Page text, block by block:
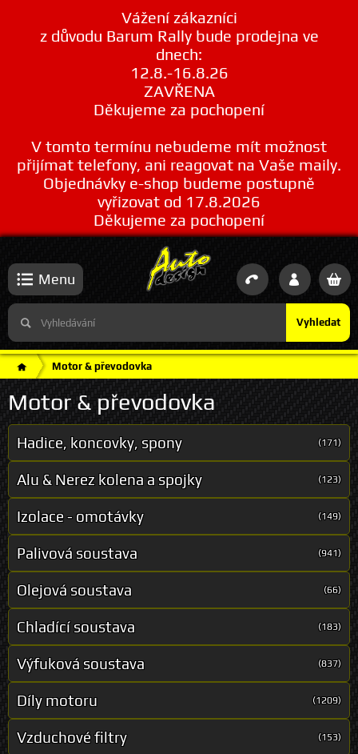
Vážení zákazníci
z důvodu Barum Rally bude prodejna ve
dnech:
12.8.-16.8.26
ZAVŘENA
Děkujeme za pochopení
V tomto termínu nebudeme mít možnost
přijímat telefony, ani reagovat na Vaše maily.
Objednávky e-shop budeme postupně
vyřizovat od 17.8.2026
Děkujeme za pochopení
Vyhledat
Menu
Motor & převodovka
Motor & převodovka
Hadice, koncovky, spony (171)
Alu & Nerez kolena a spojky (123)
Izolace - omotávky (149)
Palivová soustava (941)
Olejová soustava (66)
Chladící soustava (183)
Výfuková soustava (837)
Díly motoru (1209)
Vzduchové filtry (153)